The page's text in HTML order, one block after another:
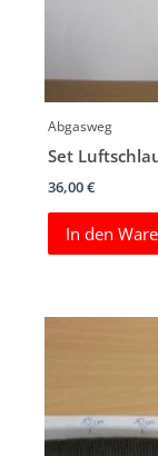
Abgasweg
Set
36,00€
In den